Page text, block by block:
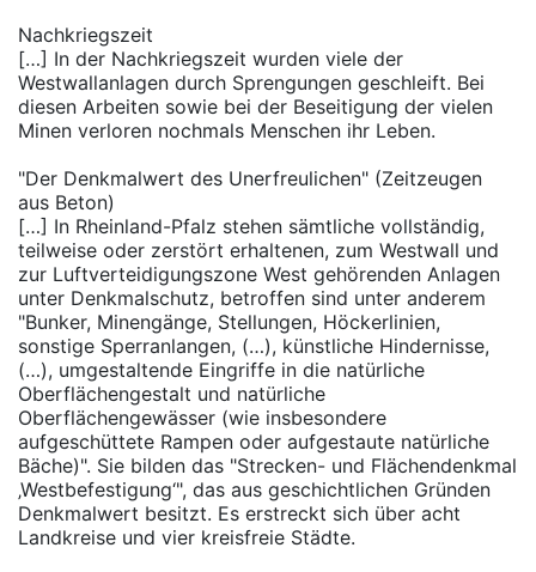
Nachkriegszeit
[…] In der Nachkriegszeit wurden viele der
Westwallanlagen durch Sprengungen geschleift. Bei
diesen Arbeiten sowie bei der Beseitigung der vielen
Minen verloren nochmals Menschen ihr Leben.
"Der Denkmalwert des Unerfreulichen" (Zeitzeugen
aus Beton)
[…] In Rheinland-Pfalz stehen sämtliche vollständig,
teilweise oder zerstört erhaltenen, zum Westwall und
zur Luftverteidigungszone West gehörenden Anlagen
unter Denkmalschutz, betroffen sind unter anderem
"Bunker, Minengänge, Stellungen, Höckerlinien,
sonstige Sperranlangen, (…), künstliche Hindernisse,
(…), umgestaltende Eingriffe in die natürliche
Oberflächengestalt und natürliche
Oberflächengewässer (wie insbesondere
aufgeschüttete Rampen oder aufgestaute natürliche
Bäche)". Sie bilden das "Strecken- und Flächendenkmal
‚Westbefestigung‘", das aus geschichtlichen Gründen
Denkmalwert besitzt. Es erstreckt sich über acht
Landkreise und vier kreisfreie Städte.